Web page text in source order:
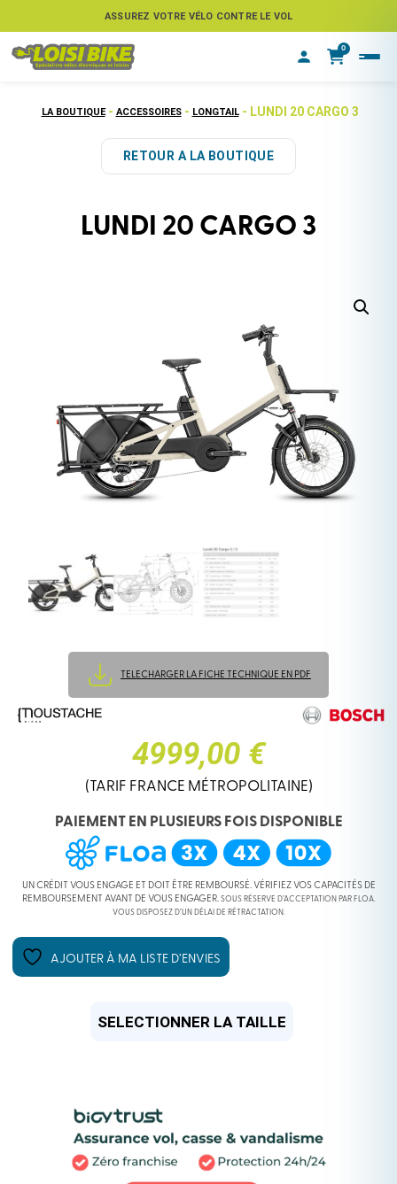
ASSUREZ VOTRE VÉLO CONTRE LE VOL
0
LA BOUTIQUE - ACCESSOIRES - LONGTAIL - LUNDI 20 CARGO 3
RETOUR A LA BOUTIQUE
LUNDI 20 CARGO 3
TELECHARGER LA FICHE TECHNIQUE EN PDF
4999,00 €
(TARIF FRANCE MÉTROPOLITAINE)
PAIEMENT EN PLUSIEURS FOIS DISPONIBLE
UN CRÉDIT VOUS ENGAGE ET DOIT ÊTRE REMBOURSÉ. VÉRIFIEZ VOS CAPACITÉS DE
REMBOURSEMENT AVANT DE VOUS ENGAGER. SOUS RÉSERVE D’ACCEPTATION PAR FLOA.
VOUS DISPOSEZ D’UN DÉLAI DE RÉTRACTATION.
AJOUTER À MA LISTE D’ENVIES